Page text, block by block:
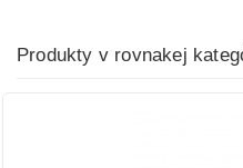
Produkty v rovnakej